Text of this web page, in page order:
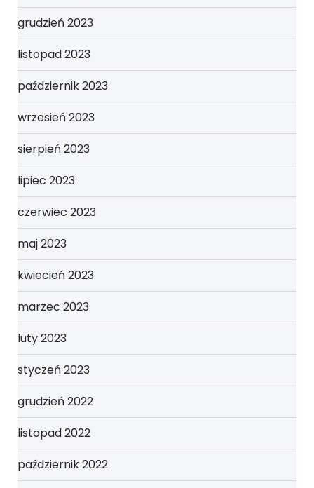
grudzień 2023
listopad 2023
październik 2023
wrzesień 2023
sierpień 2023
lipiec 2023
czerwiec 2023
maj 2023
kwiecień 2023
marzec 2023
luty 2023
styczeń 2023
grudzień 2022
listopad 2022
październik 2022